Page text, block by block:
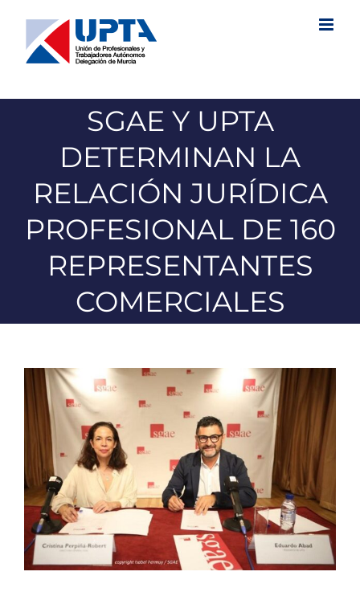
contenido
SGAE Y UPTA
DETERMINAN LA
RELACIÓN JURÍDICA
PROFESIONAL DE 160
REPRESENTANTES
COMERCIALES
Ver
imagen
más
grande